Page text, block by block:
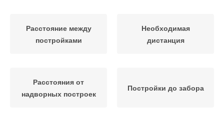
Расстояние между
постройками
Необходимая
дистанция
Расстояния от
надворных построек
Постройки до забора